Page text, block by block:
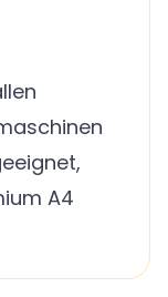
A4